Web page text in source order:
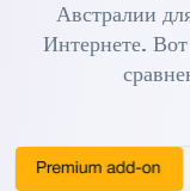
Австралии
Интернете.